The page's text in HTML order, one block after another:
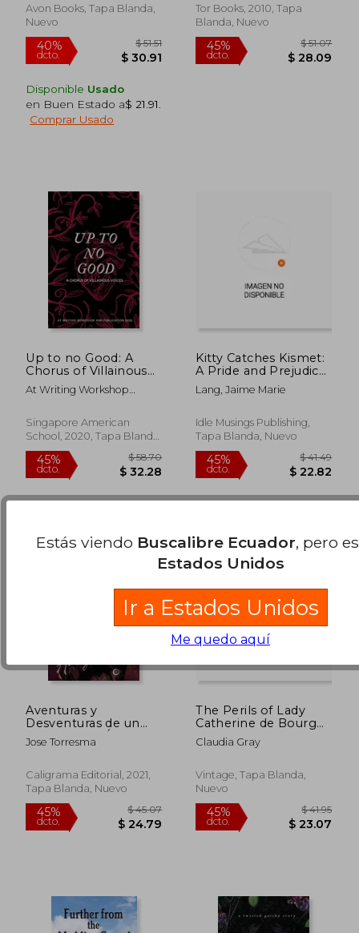
40%
dcto. $ 20.03
40%
dcto.
Avon Books, Tapa Blanda,
Nuevo
40%
Disponible Usado
en Buen Estado a$ 21.91
Comprar Usado
Tor Books, 2010, Tapa
Blanda, Nuevo
45%
Up to no Good: A
Chorus of Villainous
Voices: A Chorus of
Villainous Voices: (en
At Writing Workshop
Singapore American
School, 2020, Tapa Blanda,
Nuevo
Kitty Catches Kismet:
A Pride and Prejudice
Variation (en Inglés)
Lang, Jaime Marie
Idle Musings Publishing,
Tapa Blanda, Nuevo
Aventuras y
Desventuras de un
Actor en los Ángeles
(Talento)
Jose Torresma
Caligrama Editorial, 2021,
Tapa Blanda, Nuevo
The Perils of Lady
Catherine de Bourgh
(en Inglés)
Claudia Gray
Vintage, Tapa Blanda,
Nuevo
Estás viendo Buscalibre Ecuador, pero
Estados Unidos
Ir a Estados Unidos
Me quedo aquí